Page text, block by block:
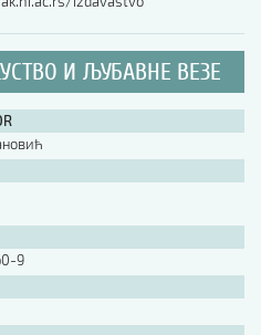
И ЉУБАВНЕ ВЕЗЕ
9